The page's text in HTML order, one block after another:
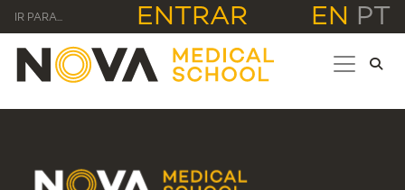
IR PARA... ENTRAR EN PT